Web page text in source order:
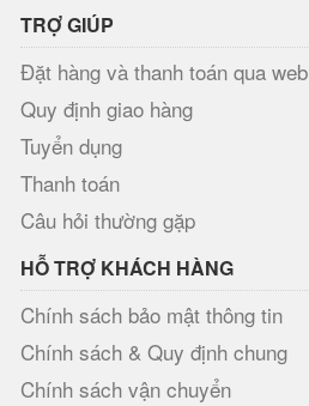
TRỢ GIÚP
Đặt hàng và thanh toán qua web
Quy định giao hàng
Tuyển dụng
Thanh toán
Câu hỏi thường gặp
HỖ TRỢ KHÁCH HÀNG
Chính sách bảo mật thông tin
Chính sách & Quy định chung
Chính sách vận chuyển